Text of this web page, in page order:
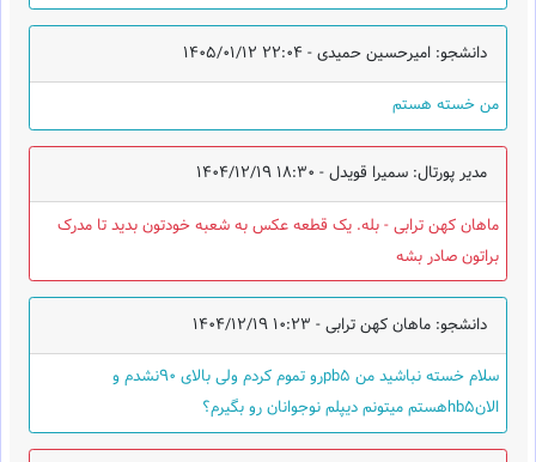
دانشجو: امیرحسین حمیدی - 1405/01/12 22:04
من خسته هستم
مدیر پورتال: سمیرا قویدل - 1404/12/19 18:30
ماهان کهن ترابی - بله. یک قطعه عکس به شعبه خودتون بدید تا مدرک
براتون صادر بشه
دانشجو: ماهان کهن ترابی - 1404/12/19 10:23
سلام خسته نباشید من pb5رو تموم کردم ولی بالای ۹۰نشدم و
الانhb5هستم میتونم دیپلم نوجوانان رو بگیرم؟